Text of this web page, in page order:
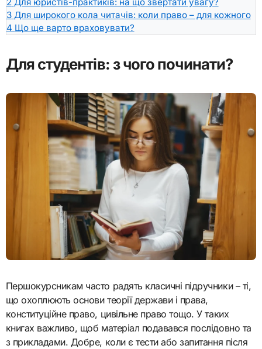
3 Для широкого кола читачів: коли право – для кожного
4 Що ще варто враховувати?
Для студентів: з чого починати?
Першокурсникам часто радять класичні підручники – ті,
що охоплюють основи теорії держави і права,
конституційне право, цивільне право тощо. У таких
книгах важливо, щоб матеріал подавався послідовно та
з прикладами. Добре, коли є тести або запитання після